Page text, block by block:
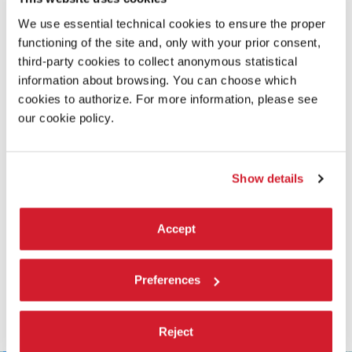
We use essential technical cookies to ensure the proper
functioning of the site and, only with your prior consent,
third-party cookies to collect anonymous statistical
information about browsing. You can choose which
cookies to authorize. For more information, please see
our cookie policy.
Show details
Accept
Preferences
Reject
Video Master Digital
SCOPRI DI PIÙ SUL FILM